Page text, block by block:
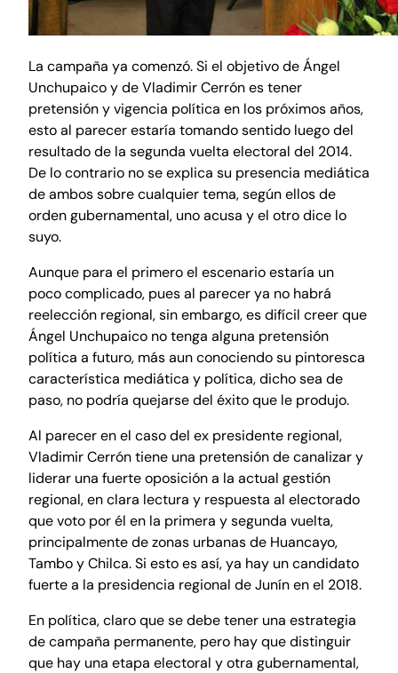
La campaña ya comenzó. Si el objetivo de Ángel
Unchupaico y de Vladimir Cerrón es tener
pretensión y vigencia política en los próximos años,
esto al parecer estaría tomando sentido luego del
resultado de la segunda vuelta electoral del 2014.
De lo contrario no se explica su presencia mediática
de ambos sobre cualquier tema, según ellos de
orden gubernamental, uno acusa y el otro dice lo
suyo.
Aunque para el primero el escenario estaría un
poco complicado, pues al parecer ya no habrá
reelección regional, sin embargo, es difícil creer que
Ángel Unchupaico no tenga alguna pretensión
política a futuro, más aun conociendo su pintoresca
característica mediática y política, dicho sea de
paso, no podría quejarse del éxito que le produjo.
Al parecer en el caso del ex presidente regional,
Vladimir Cerrón tiene una pretensión de canalizar y
liderar una fuerte oposición a la actual gestión
regional, en clara lectura y respuesta al electorado
que voto por él en la primera y segunda vuelta,
principalmente de zonas urbanas de Huancayo,
Tambo y Chilca. Si esto es así, ya hay un candidato
fuerte a la presidencia regional de Junín en el 2018.
En política, claro que se debe tener una estrategia
de campaña permanente, pero hay que distinguir
que hay una etapa electoral y otra gubernamental,